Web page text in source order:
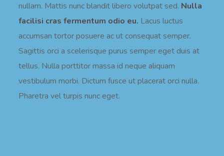
nullam. Mattis nunc blandit libero volutpat sed. Nulla
facilisi cras fermentum odio eu. Lacus luctus
accumsan tortor posuere ac ut consequat semper.
Sagittis orci a scelerisque purus semper eget duis at
tellus. Nulla porttitor massa id neque aliquam
vestibulum morbi. Dictum fusce ut placerat orci nulla.
Pharetra vel turpis nunc eget.